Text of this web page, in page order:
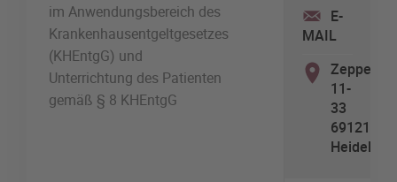
im Anwendungsbereich des
Krankenhausentgeltgesetzes
(KHEntgG) und
Unterrichtung des Patienten
gemäß § 8 KHEntgG
E-
MAIL
11-
33
69121